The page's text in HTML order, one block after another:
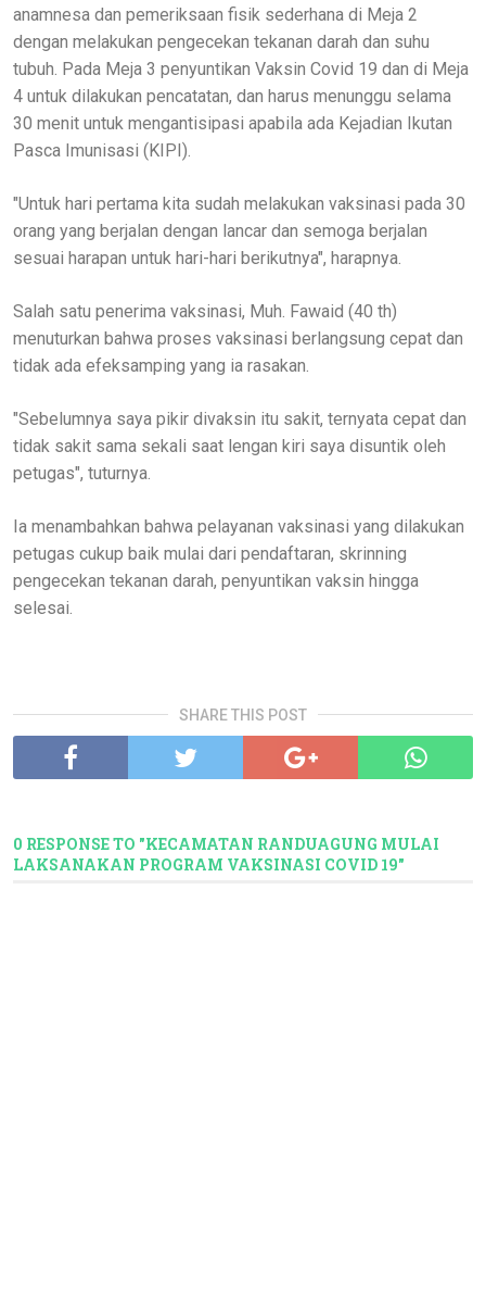
anamnesa dan pemeriksaan fisik sederhana di Meja 2
dengan melakukan pengecekan tekanan darah dan suhu
tubuh. Pada Meja 3 penyuntikan Vaksin Covid 19 dan di Meja
4 untuk dilakukan pencatatan, dan harus menunggu selama
30 menit untuk mengantisipasi apabila ada Kejadian Ikutan
Pasca Imunisasi (KIPI).
"Untuk hari pertama kita sudah melakukan vaksinasi pada 30
orang yang berjalan dengan lancar dan semoga berjalan
sesuai harapan untuk hari-hari berikutnya", harapnya.
Salah satu penerima vaksinasi, Muh. Fawaid (40 th)
menuturkan bahwa proses vaksinasi berlangsung cepat dan
tidak ada efeksamping yang ia rasakan.
"Sebelumnya saya pikir divaksin itu sakit, ternyata cepat dan
tidak sakit sama sekali saat lengan kiri saya disuntik oleh
petugas", tuturnya.
Ia menambahkan bahwa pelayanan vaksinasi yang dilakukan
petugas cukup baik mulai dari pendaftaran, skrinning
pengecekan tekanan darah, penyuntikan vaksin hingga
selesai.
SHARE THIS POST
0 RESPONSE TO "KECAMATAN RANDUAGUNG MULAI
LAKSANAKAN PROGRAM VAKSINASI COVID 19"